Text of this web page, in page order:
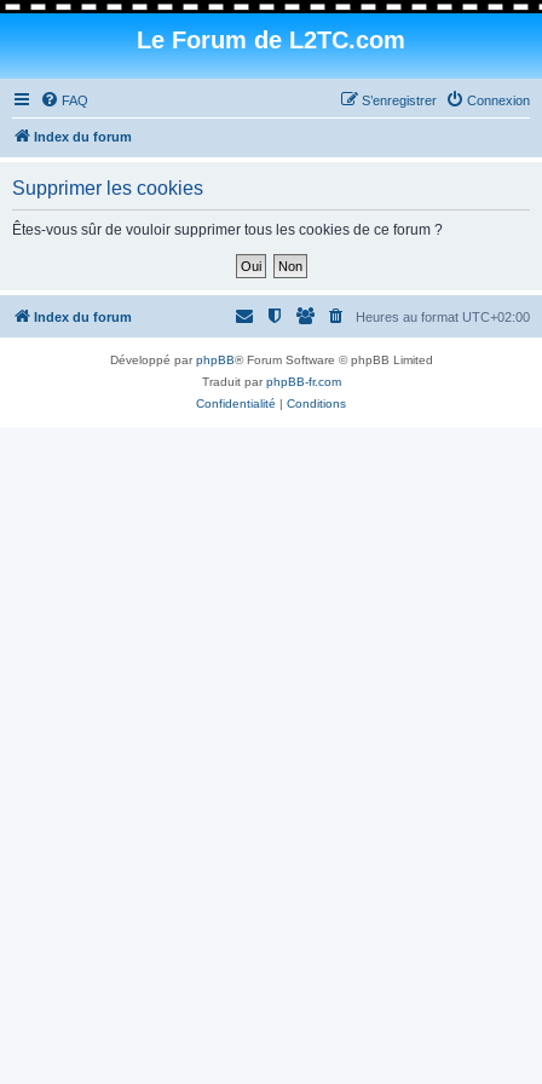
Le Forum de L2TC.com
FAQ Connexion
S’enregistrer
Index du forum
Supprimer les cookies
Êtes-vous sûr de vouloir supprimer tous les cookies de ce forum ?
Index du forum Heures au format UTC+02:00
Développé parphpBB® Forum Software © phpBB Limited
Traduit parphpBB-fr.com
Confidentialité | Conditions